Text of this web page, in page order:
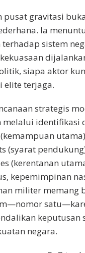
pusat gravitasi
Ia
sistem
siapa aktor
elite terjaga.
strategis
identifikasi
(syarat
(kerentanan
kepemimpinan
militer memang
keputusan
negara.